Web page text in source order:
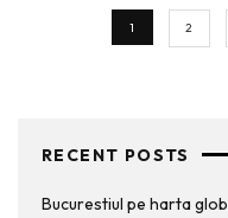
1 2
RECENT POSTS
Bucurestiul pe harta